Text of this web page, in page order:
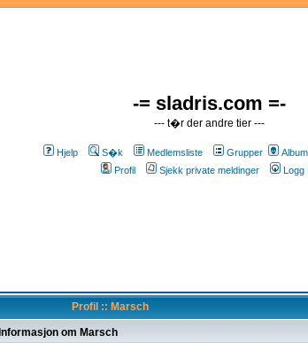
-= sladris.com =-
--- t�r der andre tier ---
Hjelp S�k Medlemsliste Grupper Album
Profil
Sjekk private meldinger Logg
Profil :: Marsch
Informasjon om Marsch